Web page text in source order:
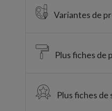
Variantes de
Plus fiches de
Plus fiches